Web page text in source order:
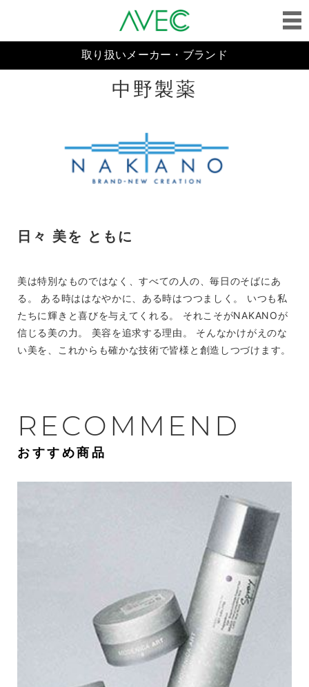
取り扱いメーカー・ブランド
中野製薬
日々 美を ともに
美は特別なものではなく、すべての人の、毎日のそばにあ
る。 ある時ははなやかに、ある時はつつましく。 いつも私
たちに輝きと喜びを与えてくれる。 それこそがNAKANOが
信じる美の力。 美容を追求する理由。 そんなかけがえのな
い美を、これからも確かな技術で皆様と創造しつづけます。
RECOMMEND
おすすめ商品